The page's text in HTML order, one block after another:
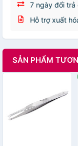
7 ngày đổi trả
Hỗ trợ xuất
SẢN PHẨM